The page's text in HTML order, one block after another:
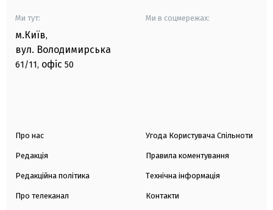
Ми тут:
м.Київ,
вул. Володимирська
61/11, офіс 50
Ми в соцмережах:
Про нас
Редакція
Редакційна політика
Про телеканал
Угода Користувача Спільноти
Правила коментування
Технічна інформація
Контакти